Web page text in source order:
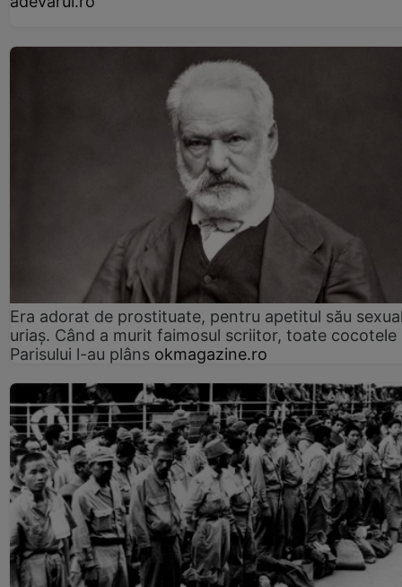
Era adorat de prostituate, pentru apetitul său
uriaș. Când a murit faimosul scriitor, toate cocotele
Parisului l-au plâns okmagazine.ro